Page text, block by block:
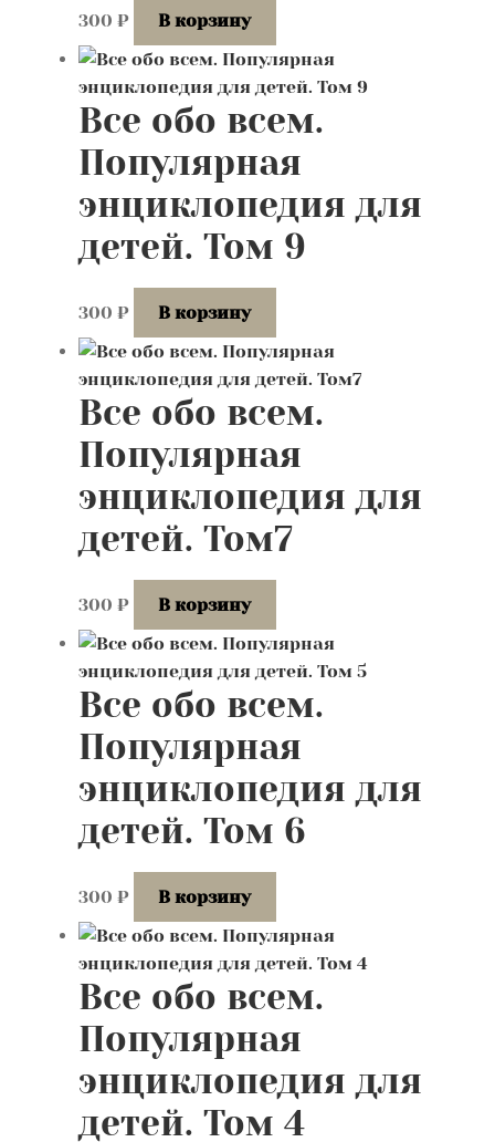
300 ₽ В корзину
Все обо всем.
Популярная
энциклопедия для
детей. Том 9
300 ₽ В корзину
Все обо всем.
Популярная
энциклопедия для
детей. Том7
300 ₽ В корзину
Все обо всем.
Популярная
энциклопедия для
детей. Том 6
300 ₽ В корзину
Все обо всем.
Популярная
энциклопедия для
детей. Том 4